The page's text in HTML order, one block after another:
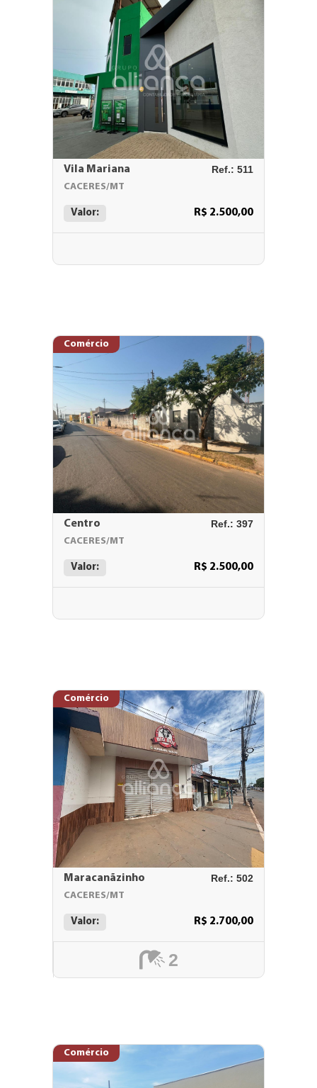
Vila Mariana Ref.: 511
CACERES/MT
Valor: R$ 2.500,00
Comércio
Centro Ref.: 397
CACERES/MT
Valor: R$ 2.500,00
Comércio
Maracanãzinho Ref.: 502
CACERES/MT
Valor: R$ 2.700,00
2
Comércio